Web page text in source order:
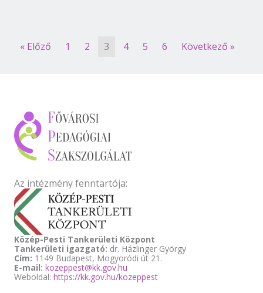
« Előző 1 2 3 4 5 6 Következő »
Az intézmény fenntartója:
Közép-Pesti Tankerületi Központ
Tankerületi igazgató: dr. Házlinger György
Cím: 1149 Budapest, Mogyoródi út 21.
E-mail: kozeppest@kk.gov.hu
Weboldal: https://kk.gov.hu/kozeppest